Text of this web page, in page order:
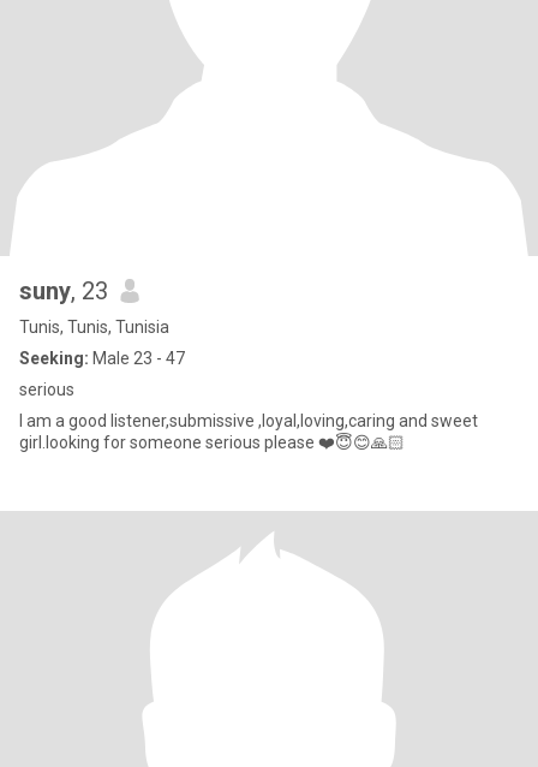
suny, 23
Tunis, Tunis, Tunisia
Seeking: Male 23 - 47
serious
I am a good listener,submissive ,loyal,loving,caring and sweet
girl.looking for someone serious please ❤️😇😊🙏🏻